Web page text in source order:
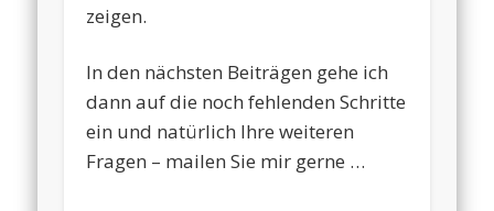
zeigen.
In den nächsten Beiträgen gehe ich
dann auf die noch fehlenden Schritte
ein und natürlich Ihre weiteren
Fragen – mailen Sie mir gerne …